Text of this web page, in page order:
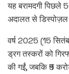
यह बरामदगी पिछले
अदालत से डिस्पोज़ल
वर्ष 2025 (15
ड्रग तस्करों को
की गईं, जबकि ₹5